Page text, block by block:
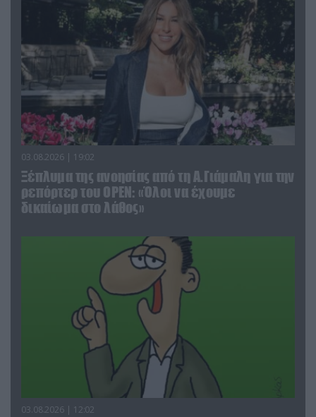
03.08.2026 | 19:02
Ξέπλυμα της ανοησίας από τη Α.Γιάμαλη για την
ρεπόρτερ του ΟΡΕΝ: «Όλοι να έχουμε
δικαίωμα στο λάθος»
03.08.2026 | 12:02